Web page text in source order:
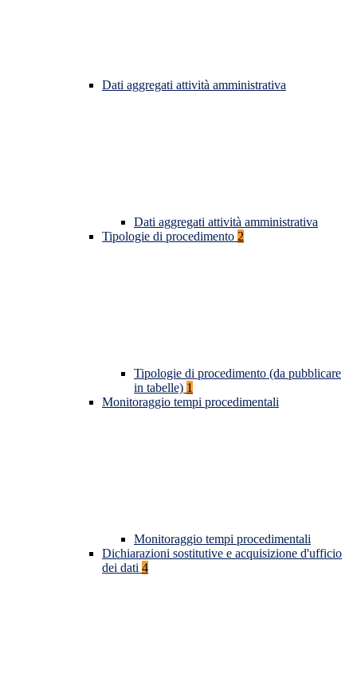
Dati aggregati attività amministrativa
Dati aggregati attività amministrativa
Tipologie di procedimento 2
Tipologie di procedimento (da pubblicare
in tabelle) 1
Monitoraggio tempi procedimentali
Monitoraggio tempi procedimentali
Dichiarazioni sostitutive e acquisizione d'ufficio
dei dati 4